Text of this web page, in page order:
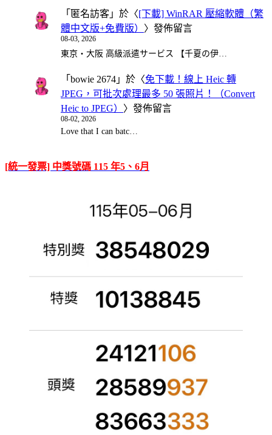
「 匿名訪客 」於〈[下載] WinRAR 壓縮軟體（繁
體中文版+免費版） 〉發佈留言
08-03, 2026
東京・大阪 高級派遣サービス 【千夏の伊…
「 bowie 2674 」於〈免下載！線上 Heic 轉
JPEG，可批次處理最多 50 張照片！（Convert
Heic to JPEG） 〉發佈留言
08-02, 2026
Love that I can batc…
[統一發票] 中獎號碼 115 年5、6月